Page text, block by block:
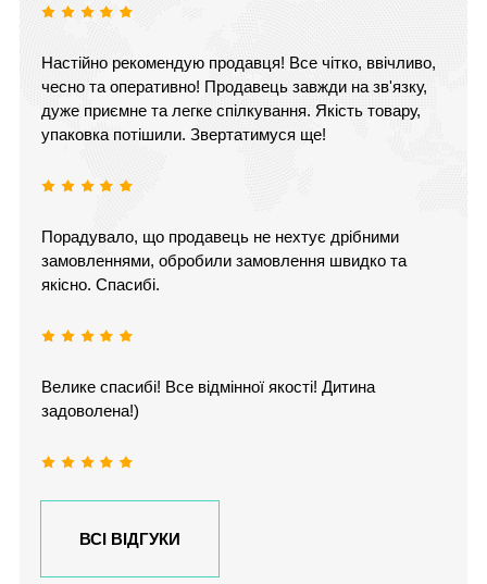
Настійно рекомендую продавця! Все чітко, ввічливо,
чесно та оперативно! Продавець завжди на зв'язку,
дуже приємне та легке спілкування. Якість товару,
упаковка потішили. Звертатимуся ще!
Порадувало, що продавець не нехтує дрібними
замовленнями, обробили замовлення швидко та
якісно. Спасибі.
Велике спасибі! Все відмінної якості! Дитина
задоволена!)
ВСІ ВІДГУКИ